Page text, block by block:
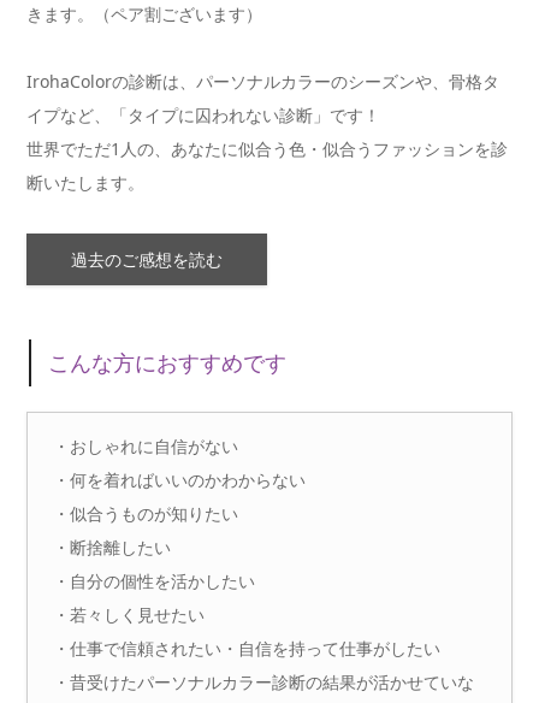
きます。（ペア割ございます）
IrohaColorの診断は、パーソナルカラーのシーズンや、骨格タ
イプなど、「タイプに囚われない診断」です！
世界でただ1人の、あなたに似合う色・似合うファッションを診
断いたします。
過去のご感想を読む
こんな方におすすめです
・おしゃれに自信がない
・何を着ればいいのかわからない
・似合うものが知りたい
・断捨離したい
・自分の個性を活かしたい
・若々しく見せたい
・仕事で信頼されたい・自信を持って仕事がしたい
・昔受けたパーソナルカラー診断の結果が活かせていな